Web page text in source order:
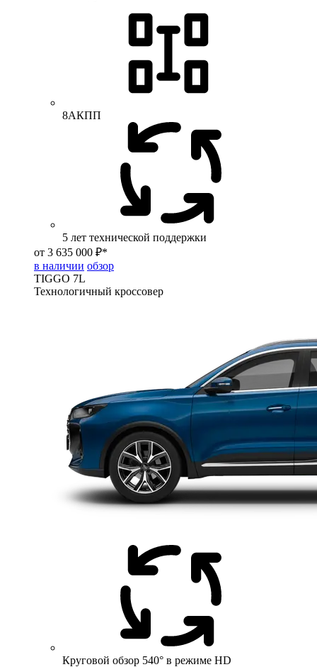
8АКПП
5 лет технической поддержки
от 3 635 000 ₽*
в наличии обзор
TIGGO 7L
Технологичный кроссовер
Круговой обзор 540° в режиме HD